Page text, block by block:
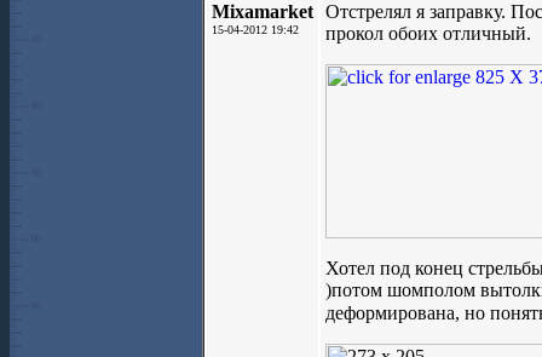
Mixamarket
15-04-2012 19:42
Отстрелял я заправку.
прокол обоих отличный.
Хотел под конец
)потом шомполом
деформирована, но